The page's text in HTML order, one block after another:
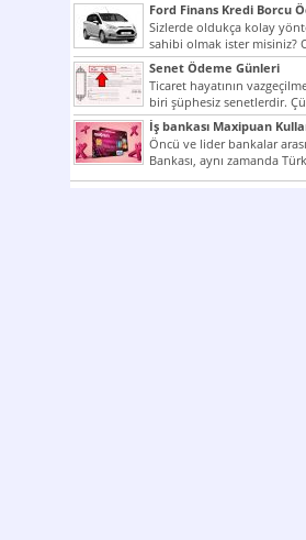
Ford Finans Kredi Borcu
Sizlerde oldukça kolay
sahibi olmak ister misiniz?
ilginizi...
Senet Ödeme Günleri
Ticaret hayatının
biri şüphesiz senetlerdir.
çok kullanılan ödeme
İş bankası Maxipuan
Öncü ve lider bankalar
Bankası, aynı zamanda
Cumhuriyeti’nin ilk milli...